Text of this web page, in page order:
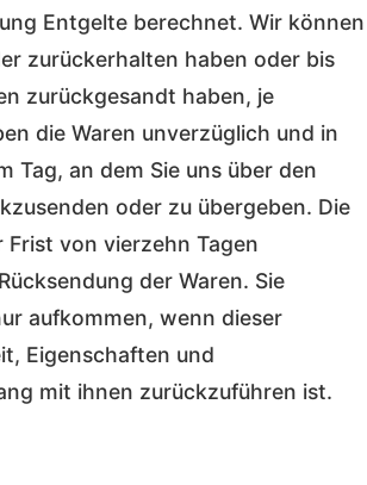
Entgelte berechnet. Wir können
zurückerhalten haben oder bis
zurückgesandt haben, je
die Waren unverzüglich und in
Tag, an dem Sie uns über den
oder zu übergeben. Die
von vierzehn Tagen
der Waren. Sie
aufkommen, wenn dieser
Eigenschaften und
mit ihnen zurückzuführen ist.